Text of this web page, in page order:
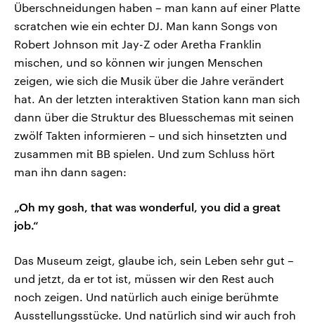
Überschneidungen haben – man kann auf einer Platte
scratchen wie ein echter DJ. Man kann Songs von
Robert Johnson mit Jay-Z oder Aretha Franklin
mischen, und so können wir jungen Menschen
zeigen, wie sich die Musik über die Jahre verändert
hat. An der letzten interaktiven Station kann man sich
dann über die Struktur des Bluesschemas mit seinen
zwölf Takten informieren – und sich hinsetzten und
zusammen mit BB spielen. Und zum Schluss hört
man ihn dann sagen:
„Oh my gosh, that was wonderful, you did a great
job.“
Das Museum zeigt, glaube ich, sein Leben sehr gut –
und jetzt, da er tot ist, müssen wir den Rest auch
noch zeigen. Und natürlich auch einige berühmte
Ausstellungsstücke. Und natürlich sind wir auch froh